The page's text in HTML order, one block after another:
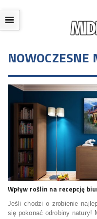
☰
NOWOCZESNE
Wpływ roślin na recepcję
Jeśli chodzi o zrobienie
się pokonać odrobiny natury!